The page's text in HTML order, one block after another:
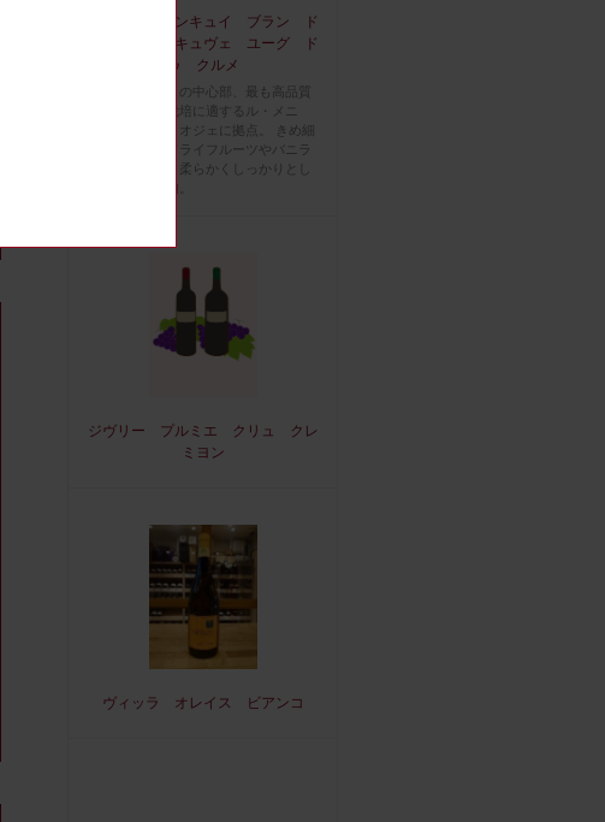
ピエール モンキュイ ブラン ド
ゥ ブラン キュヴェ ユーグ ド
ゥ クルメ
シャンパーニュの中心部、最も高品質
なシャルドネ栽培に適するル・メニ
ル シュール オジェに拠点。 きめ細
かい泡立ちでドライフルーツやバニラ
のような香り、柔らかくしっかりとし
ジヴリー プルミエ クリュ クレ
ミヨン
ヴィッラ オレイス ビアンコ